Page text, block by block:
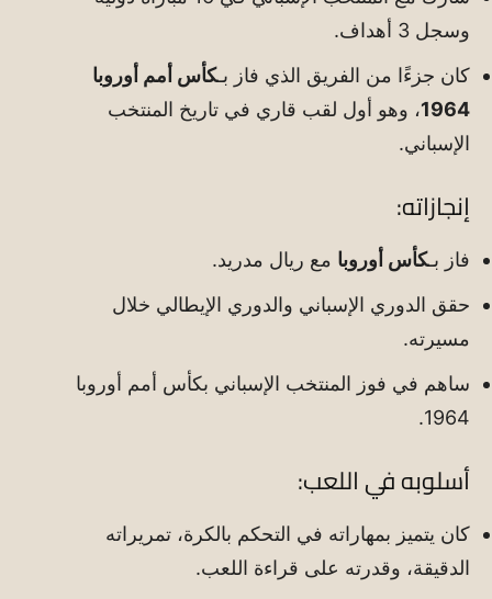
وسجل 3 أهداف.
كان جزءًا من الفريق الذي فاز بـكأس أمم أوروبا
1964، وهو أول لقب قاري في تاريخ المنتخب
الإسباني.
إنجازاته:
فاز بـكأس أوروبا مع ريال مدريد.
حقق الدوري الإسباني والدوري الإيطالي خلال
مسيرته.
ساهم في فوز المنتخب الإسباني بكأس أمم أوروبا
1964.
أسلوبه في اللعب:
كان يتميز بمهاراته في التحكم بالكرة، تمريراته
الدقيقة، وقدرته على قراءة اللعب.